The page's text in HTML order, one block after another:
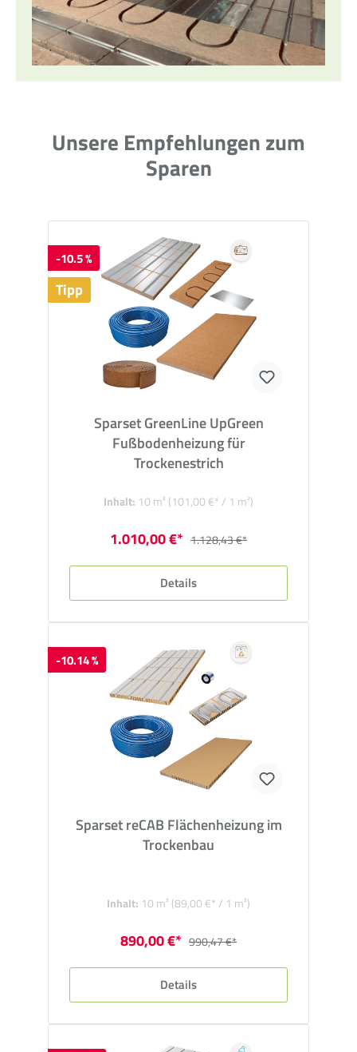
Unsere Empfehlungen zum
Sparen
-10.5 %
Tipp
Sparset GreenLine UpGreen
Fußbodenheizung für
Trockenestrich
Inhalt: 10 m² (101,00 €* / 1 m²)
1.010,00 €* 1.128,43 €*
Details
-10.14 %
Sparset reCAB Flächenheizung im
Trockenbau
Inhalt: 10 m² (89,00 €* / 1 m²)
890,00 €* 990,47 €*
Details